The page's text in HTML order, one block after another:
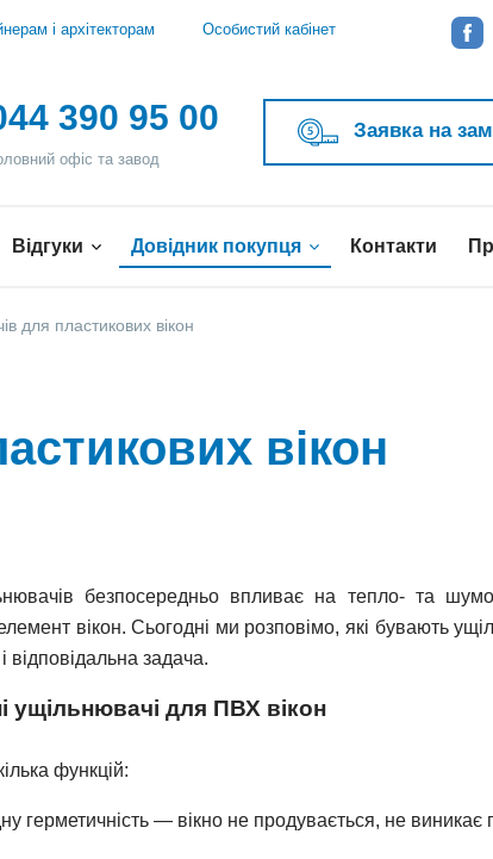
і архітекторам Особистий кабінет
390 95 00
офіс та завод
Заявка на
Відгуки Довідник покупця Контакти
для пластикових вікон
вікон
безпосередньо впливає на тепло- та
вікон. Сьогодні ми розповімо, які бувають
відповідальна задача.
ущільнювачі для ПВХ вікон
функцій:
герметичність — вікно не продувається, не виникає